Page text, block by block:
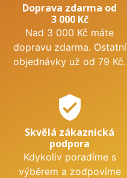
Doprava zdarma od
3 000 Kč
Nad 3 000 Kč máte
dopravu zdarma. Ostatní
objednávky už od 79 Kč.
verified_user
Skvělá zákaznická
podpora
Kdykoliv poradíme s
výběrem a zodpovíme